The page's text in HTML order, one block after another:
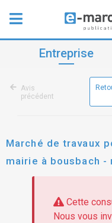
Entreprise
Avis
précédent
Marché de travaux
mairie à bousbach -
bois - couverture -
Cette
Nous vous